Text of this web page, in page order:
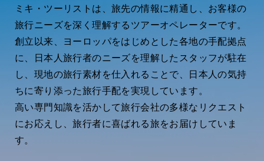
ミキ・ツーリストは、旅先の情報に精通し、お客様の
旅行ニーズを深く理解するツアーオペレーターです。
創立以来、ヨーロッパをはじめとした各地の手配拠点
に、日本人旅行者のニーズを理解したスタッフが駐在
し、現地の旅行素材を仕入れることで、日本人の気持
ちに寄り添った旅行手配を実現しています。
高い専門知識を活かして旅行会社の多様なリクエスト
にお応えし、旅行者に喜ばれる旅をお届けしていま
す。